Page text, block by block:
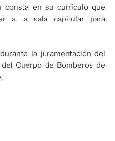
consta en su currículo que
a la sala capitular para
la juramentación del
Cuerpo de Bomberos de